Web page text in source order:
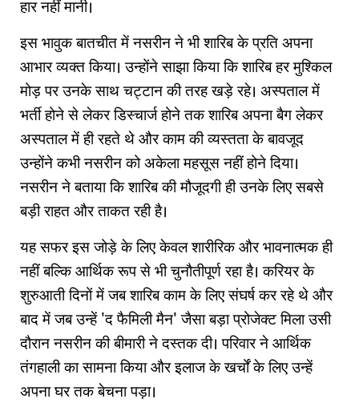
हार नहीं मानी।
इस भावुक बातचीत में नसरीन ने भी शारिब के प्रति अपना
आभार व्यक्त किया। उन्होंने साझा किया कि शारिब हर मुश्किल
मोड़ पर उनके साथ चट्टान की तरह खड़े रहे। अस्पताल में
भर्ती होने से लेकर डिस्चार्ज होने तक शारिब अपना बैग लेकर
अस्पताल में ही रहते थे और काम की व्यस्तता के बावजूद
उन्होंने कभी नसरीन को अकेला महसूस नहीं होने दिया।
नसरीन ने बताया कि शारिब की मौजूदगी ही उनके लिए सबसे
बड़ी राहत और ताकत रही है।
यह सफर इस जोड़े के लिए केवल शारीरिक और भावनात्मक ही
नहीं बल्कि आर्थिक रूप से भी चुनौतीपूर्ण रहा है। करियर के
शुरुआती दिनों में जब शारिब काम के लिए संघर्ष कर रहे थे और
बाद में जब उन्हें 'द फैमिली मैन' जैसा बड़ा प्रोजेक्ट मिला उसी
दौरान नसरीन की बीमारी ने दस्तक दी। परिवार ने आर्थिक
तंगहाली का सामना किया और इलाज के खर्चों के लिए उन्हें
अपना घर तक बेचना पड़ा।